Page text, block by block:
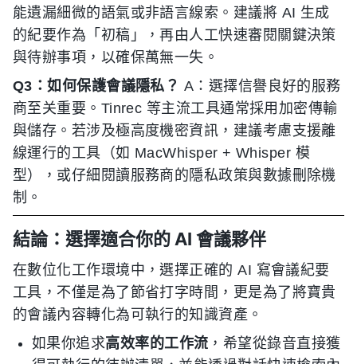
能遺漏細微的語氣或非語言線索。建議將 AI 生成
的紀要作為「初稿」，再由人工快速審閱關鍵決策
與待辦事項，以確保萬無一失。
Q3：如何保護會議隱私？ A：選擇信譽良好的服務
商至关重要。Tinrec 等主流工具通常採用加密傳輸
與儲存。若涉及極高度機密資訊，建議考慮支援離
線運行的工具（如 MacWhisper + Whisper 模
型），或仔細閱讀服務商的隱私政策與數據刪除機
制。
結論：選擇適合你的 AI 會議夥伴
在數位化工作環境中，選擇正確的 AI 寫會議紀要
工具，不僅是為了節省打字時間，更是為了將寶貴
的會議內容轉化為可執行的知識資產。
如果你追求高效率的工作流 ，希望從錄音直接獲